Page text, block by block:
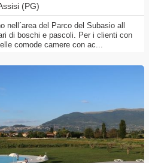
(PG)
nell´area del Parco del Subasio all
di boschi e pascoli. Per i clienti con
comode camere con ac...